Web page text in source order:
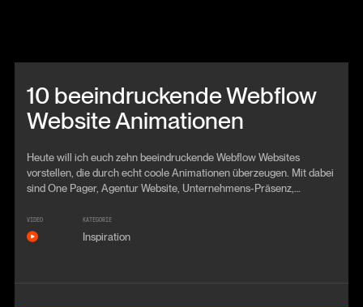
10 beeindruckende Webflow
Website Animationen
Heute will ich euch zehn beeindruckende Webflow Websites
vorstellen, die durch echt coole Animationen überzeugen. Mit dabei
sind One Pager, Agentur Website, Unternehmens-Präsenz,
VIDEO KATEGORIE
Inspiration